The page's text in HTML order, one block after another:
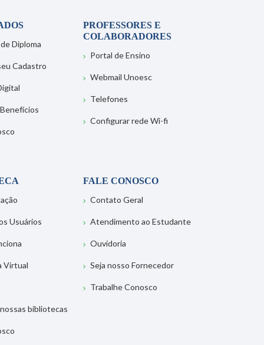
Diploma
Cadastro
PROFESSORES E
COLABORADORES
Portal de Ensino
Webmail Unoesc
Telefones
Configurar rede Wi-fi
Usuários
Virtual
bibliotecas
FALE CONOSCO
Contato Geral
Atendimento ao Estudante
Ouvidoria
Seja nosso Fornecedor
Trabalhe Conosco